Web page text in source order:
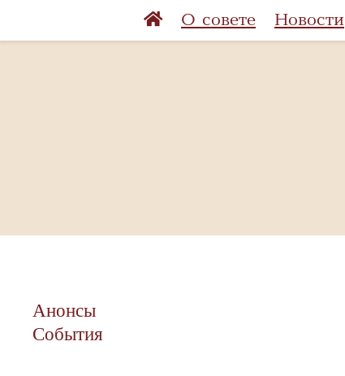
О совете Новости
Анонсы
События